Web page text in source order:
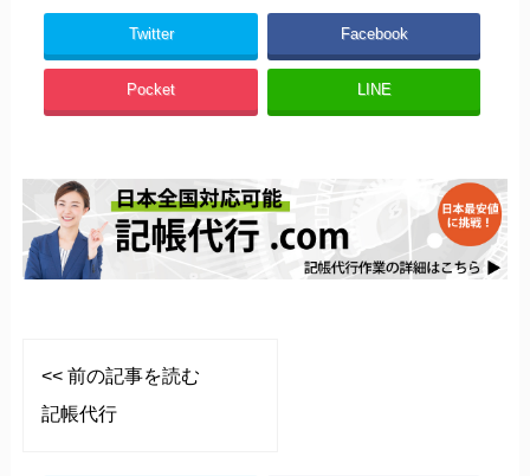
Twitter Facebook
Pocket LINE
<< 前の記事を読む
記帳代行